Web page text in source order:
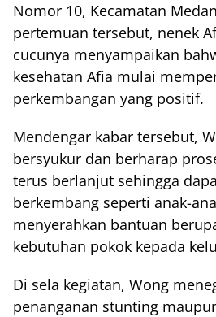
Nomor 10, Kecamatan
pertemuan tersebut, nenek
cucunya menyampaikan
kesehatan Afia mulai
perkembangan yang positif.
Mendengar kabar tersebut,
bersyukur dan berharap
terus berlanjut sehingga
berkembang seperti anak-
menyerahkan bantuan
kebutuhan pokok kepada
Di sela kegiatan, Wong
penanganan stunting